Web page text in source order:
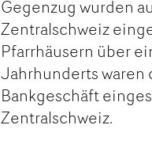
Gegenzug wurden
Zentralschweiz
Pfarrhäusern über
Jahrhunderts waren
Bankgeschäft
Zentralschweiz.